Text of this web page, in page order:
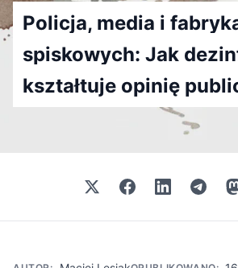
Policja, media i
spiskowych: Jak
kształtuje opinię